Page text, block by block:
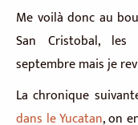
Me voilà donc au
San Cristobal, les
septembre mais je
La chronique
dans le Yucatan, on